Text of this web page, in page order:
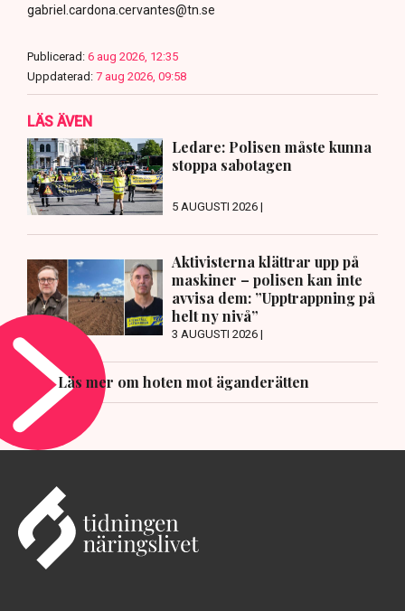
gabriel.cardona.cervantes@tn.se
Publicerad: 6 aug 2026, 12:35
Uppdaterad: 7 aug 2026, 09:58
LÄS ÄVEN
Ledare: Polisen måste kunna
stoppa sabotagen
5 AUGUSTI 2026 |
Aktivisterna klättrar upp på
maskiner – polisen kan inte
avvisa dem: ”Upptrappning på
helt ny nivå”
3 AUGUSTI 2026 |
Läs mer om hoten mot äganderätten